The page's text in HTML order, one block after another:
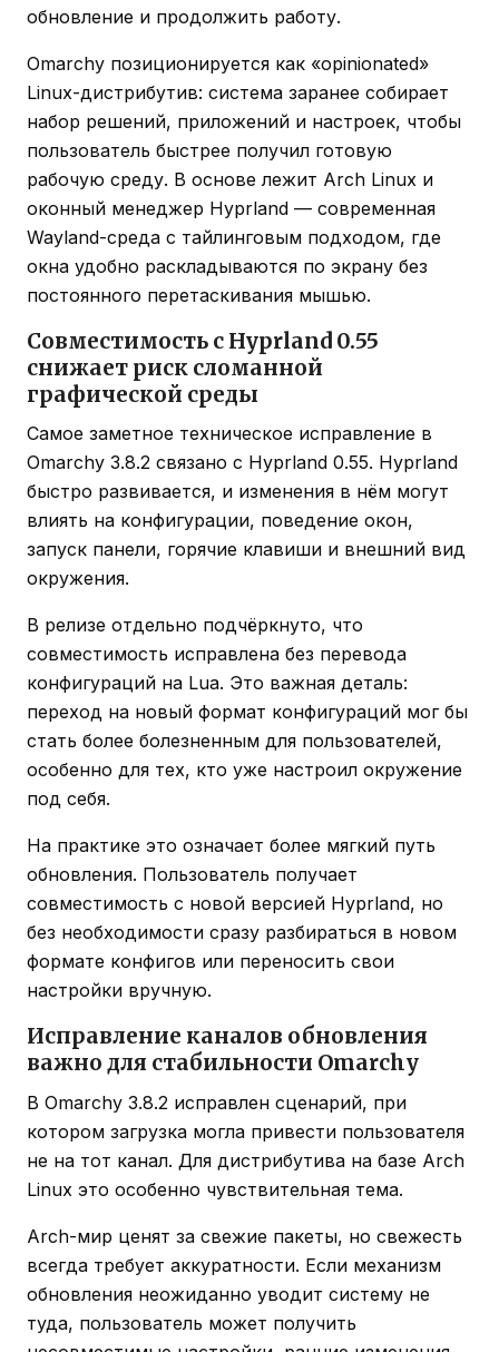
обновление и продолжить работу.
Omarchy позиционируется как «opinionated»
Linux-дистрибутив: система заранее собирает
набор решений, приложений и настроек, чтобы
пользователь быстрее получил готовую
рабочую среду. В основе лежит Arch Linux и
оконный менеджер Hyprland — современная
Wayland-среда с тайлинговым подходом, где
окна удобно раскладываются по экрану без
постоянного перетаскивания мышью.
Совместимость с Hyprland 0.55
снижает риск сломанной
графической среды
Самое заметное техническое исправление в
Omarchy 3.8.2 связано с Hyprland 0.55. Hyprland
быстро развивается, и изменения в нём могут
влиять на конфигурации, поведение окон,
запуск панели, горячие клавиши и внешний вид
окружения.
В релизе отдельно подчёркнуто, что
совместимость исправлена без перевода
конфигураций на Lua. Это важная деталь:
переход на новый формат конфигураций мог бы
стать более болезненным для пользователей,
особенно для тех, кто уже настроил окружение
под себя.
На практике это означает более мягкий путь
обновления. Пользователь получает
совместимость с новой версией Hyprland, но
без необходимости сразу разбираться в новом
формате конфигов или переносить свои
настройки вручную.
Исправление каналов обновления
важно для стабильности Omarchy
В Omarchy 3.8.2 исправлен сценарий, при
котором загрузка могла привести пользователя
не на тот канал. Для дистрибутива на базе Arch
Linux это особенно чувствительная тема.
Arch-мир ценят за свежие пакеты, но свежесть
всегда требует аккуратности. Если механизм
обновления неожиданно уводит систему не
туда, пользователь может получить